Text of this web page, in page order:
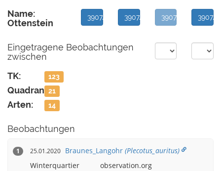
Name:
Ottenstein
3907/1 3907/2 3907/3 3907/4
Eingetragene Beobachtungen
zwischen
TK:
Quadrant:
Arten:
123
21
14
Beobachtungen
1 25.01.2020 Braunes_Langohr(Plecotus_auritus)
Winterquartier
observation.org